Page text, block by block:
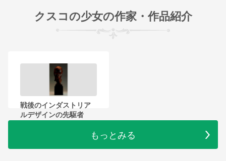
クスコの少女の作家・作品紹介
戦後のインダストリア
ルデザインの先駆者
もっとみる